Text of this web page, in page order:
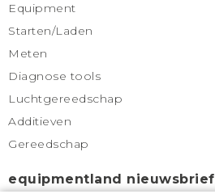
Equipment
Starten/Laden
Meten
Diagnose tools
Luchtgereedschap
Additieven
Gereedschap
equipmentland nieuwsbrief